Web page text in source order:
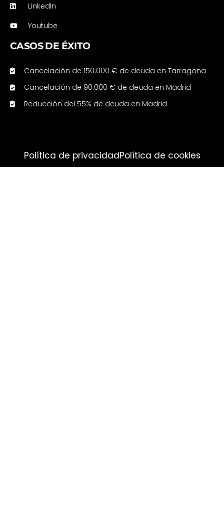
LinkedIn
Youtube
CASOS DE ÉXITO
Cancelación de 150.000 € de deuda en Tarragona
Cancelación de 90.000 € de deuda en Madrid
Reducción del 55% de deuda en Madrid
Política de privacidadPolítica de cookies